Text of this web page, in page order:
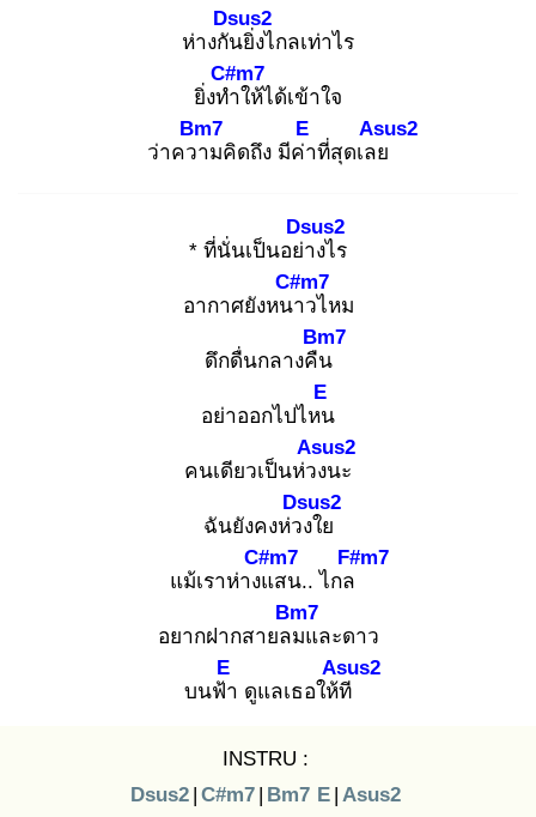
ห่างกัน
Dsus2
ยิ่งไกลเท่าไร
ยิ่งทำ
C#m7
ให้ได้เข้าใจ
ว่าควา
Bm7
มคิดถึง มีค่า
E
ที่สุดเลย
Asus2
* ที่นั่นเป็นอย่า
Dsus2
งไร
อากาศยังหนา
C#m7
วไหม
ดึกดื่นกลางคืน
Bm7
อย่าออกไปไหน
E
คนเดียวเป็นห่วง
Asus2
นะ
ฉันยังคงห่วง
Dsus2
ใย
แม้เราห่างแ
C#m7
สน.. ไกล
F#m7
อยากฝากสายลม
Bm7
และดาว
บนฟ้า
E
ดูแลเธอให้ที
Asus2
INSTRU :
Dsus2 | C#m7 | Bm7 E | Asus2